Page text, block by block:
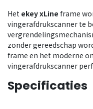
Het ekey xLine frame
vingerafdrukscanner te
zonder gereedschap
frame en het moderne
vingerafdrukscanner
Specificaties